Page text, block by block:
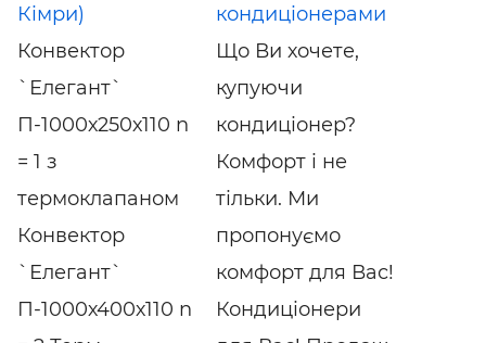
Кімри)
Конвектор
`Елегант`
П-1000х250х110 n
= 1 з
термоклапаном
Конвектор
`Елегант`
П-1000х400х110 n
кондиціонерами
Що Ви хочете,
купуючи
кондиціонер?
Комфорт і не
тільки. Ми
пропонуємо
комфорт для Вас!
Кондиціонери